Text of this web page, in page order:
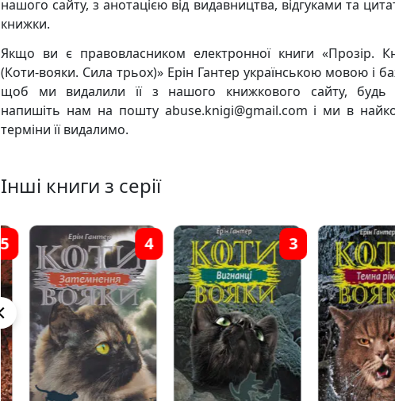
нашого сайту, з анотацією від видавництва, відгуками та
книжки.
Якщо ви є правовласником електронної книги «Прозір.
(Коти-вояки. Сила трьох)» Ерін Гантер українською мовою і
щоб ми видалили її з нашого книжкового сайту, будь
напишіть нам на пошту abuse.knigi@gmail.com і ми в
терміни її видалимо.
Інші книги з серії
4 3